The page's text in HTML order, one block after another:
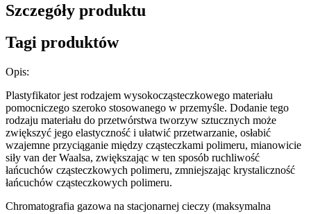
Szczegóły produktu
Tagi produktów
Opis:
Plastyfikator jest rodzajem wysokocząsteczkowego materiału
pomocniczego szeroko stosowanego w przemyśle. Dodanie tego
rodzaju materiału do przetwórstwa tworzyw sztucznych może
zwiększyć jego elastyczność i ułatwić przetwarzanie, osłabić
wzajemne przyciąganie między cząsteczkami polimeru, mianowicie
siły van der Waalsa, zwiększając w ten sposób ruchliwość
łańcuchów cząsteczkowych polimeru, zmniejszając krystaliczność
łańcuchów cząsteczkowych polimeru.
Chromatografia gazowa na stacjonarnej cieczy (maksymalna